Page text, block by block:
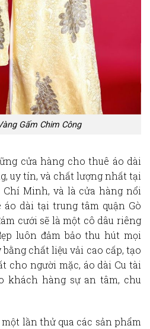
Gấm Chim Công
cửa hàng chothuê áo dài
uy tín, và chất lượng nhất tại
Minh, và là cửa hàng nổi
áo dài tại trung tâm quận Gò
cưới sẽ là một cô dâu riêng
luôn đảm bảo thu hút mọi
chất liệu vải cao cấp, tạo
cho người mặc, áo dài Cu tài
khách hàng sự an tâm, chu
lần thử qua các sản phẩm